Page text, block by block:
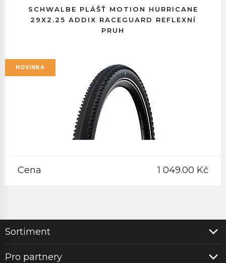
SCHWALBE PLÁŠŤ MOTION HURRICANE
29X2.25 ADDIX RACEGUARD REFLEXNÍ
PRUH
NOVINKA
Cena 1 049.00 Kč
Sortiment
Pro partnery